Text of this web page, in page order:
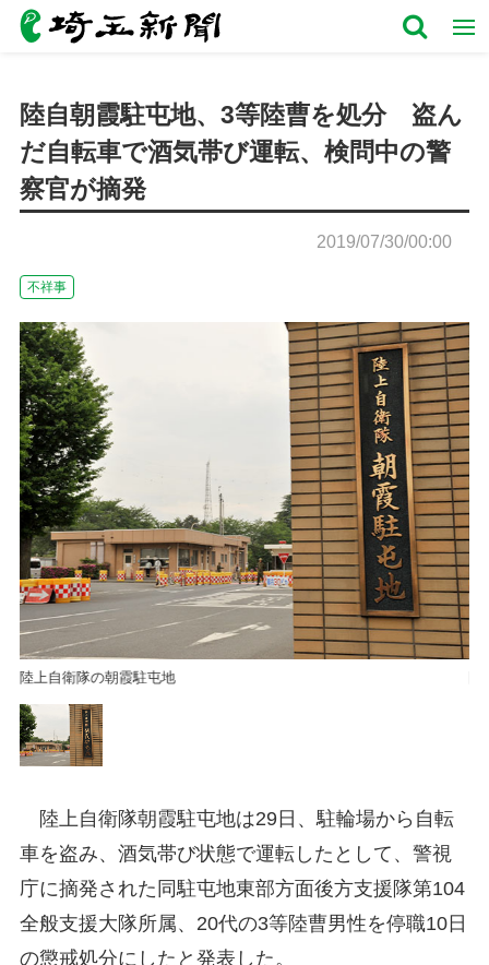
陸自朝霞駐屯地、3等陸曹を処分 盗ん
だ自転車で酒気帯び運転、検問中の警
察官が摘発
2019/07/30/00:00
不祥事
陸上自衛隊の朝霞駐屯地
陸上自衛隊朝霞駐屯地は29日、駐輪場から自転
車を盗み、酒気帯び状態で運転したとして、警視
庁に摘発された同駐屯地東部方面後方支援隊第104
全般支援大隊所属、20代の3等陸曹男性を停職10日
の懲戒処分にしたと発表した。